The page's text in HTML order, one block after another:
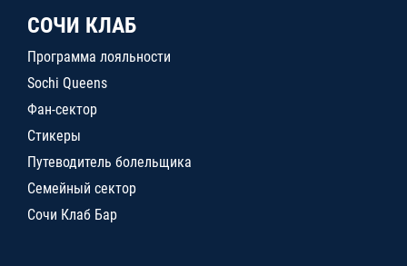
СОЧИ КЛАБ
Программа лояльности
Sochi Queens
Фан-сектор
Стикеры
Путеводитель болельщика
Семейный сектор
Сочи Клаб Бар